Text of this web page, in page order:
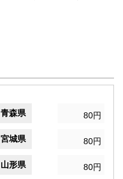
青森県 80円
宮城県 80円
山形県 80円